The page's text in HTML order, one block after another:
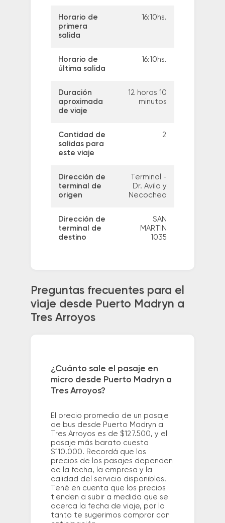
Horario de
primera
salida
16:10hs.
Horario de
última salida
16:10hs.
Duración
aproximada
de viaje
12 horas 10
minutos
Cantidad de
salidas para
este viaje
2
Dirección de
terminal de
origen
Terminal -
Dr. Avila y
Necochea
Dirección de
terminal de
destino
SAN
MARTIN
1035
Preguntas frecuentes para el
viaje desde Puerto Madryn a
Tres Arroyos
¿Cuánto sale el pasaje en
micro desde Puerto Madryn a
Tres Arroyos?
El precio promedio de un pasaje
de bus desde Puerto Madryn a
Tres Arroyos es de $127.500, y el
pasaje más barato cuesta
$110.000. Recordá que los
precios de los pasajes dependen
de la fecha, la empresa y la
calidad del servicio disponibles.
Tené en cuenta que los precios
tienden a subir a medida que se
acerca la fecha de viaje, por lo
tanto te sugerimos comprar con